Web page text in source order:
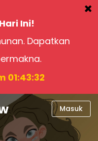
Ini!
Dapatkan
01:43:31
Masuk